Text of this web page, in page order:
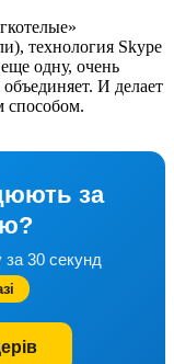
технология Skype
одну, очень
И делает
способом.
за
за 30 секунд